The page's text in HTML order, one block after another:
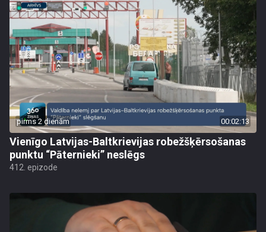
pirms 2 dienām 00:02:13
Vienīgo Latvijas-Baltkrievijas robežšķērsošanas
punktu “Pāternieki” neslēgs
412. epizode